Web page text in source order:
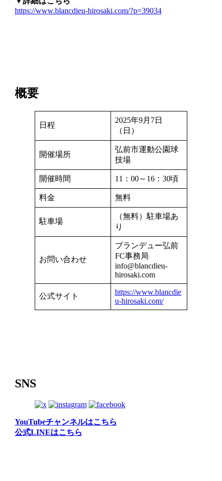
https://www.blancdieu-hirosaki.com/?p=39034
概要
日程
2025年9月7日
（日）
開催場所
弘前市運動公園球
技場
開催時間 11：00～16：30頃
料金 無料
駐車場
（無料）駐車場あ
り
お問い合わせ
ブランデュー弘前
FC事務局
info@blancdieu-
hirosaki.com
公式サイト
https://www.blancdie
u-hirosaki.com/
SNS
YouTubeチャンネルはこちら
公式LINEはこちら